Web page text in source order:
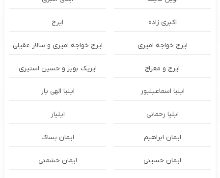
اکبری زاده ایرج
ایرج خواجه امیری ایرج خواجه امیری و سالار عقیلی
ایرج و معراج ایریک بویز و حسین استیری
ایلیا اسماعیلپور ایلیا الهی یار
ایلیا رحمانی ایلیار
ایمان ابراهیم ایمان بساک
ایمان حسینی ایمان حشمتی